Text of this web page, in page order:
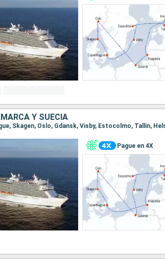
Y SUECIA
Skagen, Oslo, Gdansk, Visby, Estocolmo, Tallin,
Pague en 4X